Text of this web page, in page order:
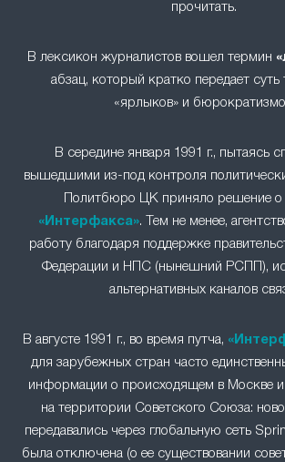
прочитать.
В лексикон журналистов вошел термин
абзац, который кратко передает суть
«ярлыков» и
В середине января 1991 г., пытаясь
вышедшими из-под контроля
Политбюро ЦК приняло решение о
«Интерфакса». Тем не менее,
работу благодаря поддержке
Федерации и НПС (нынешний РСПП),
альтернативных каналов
В августе 1991 г., во время путча,
для зарубежных стран часто
информации о происходящем в Москве и
на территории Советского Союза:
передавались через глобальную сеть
была отключена (о ее существовании